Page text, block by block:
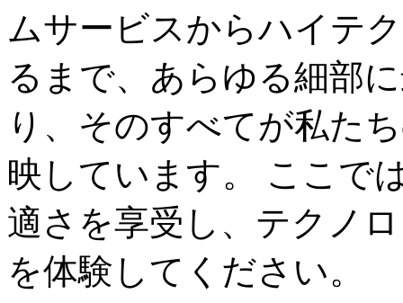
ムサービスからハイテ
るまで、あらゆる細部
り、そのすべてが私た
映しています。 ここで
適さを享受し、テクノ
を体験してください。